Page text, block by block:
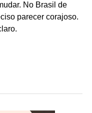
No Brasil de
parecer corajoso.